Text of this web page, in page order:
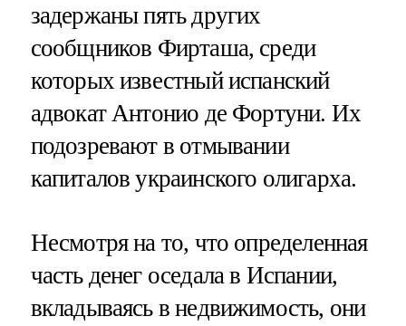
задержаны пять других
сообщников Фирташа, среди
которых известный испанский
адвокат Антонио де Фортуни. Их
подозревают в отмывании
капиталов украинского олигарха.
Несмотря на то, что определенная
часть денег оседала в Испании,
вкладываясь в недвижимость, они